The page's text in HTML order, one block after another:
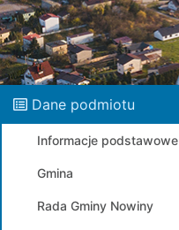
Dane podmiotu
Informacje podstawowe
Gmina
Rada Gminy Nowiny